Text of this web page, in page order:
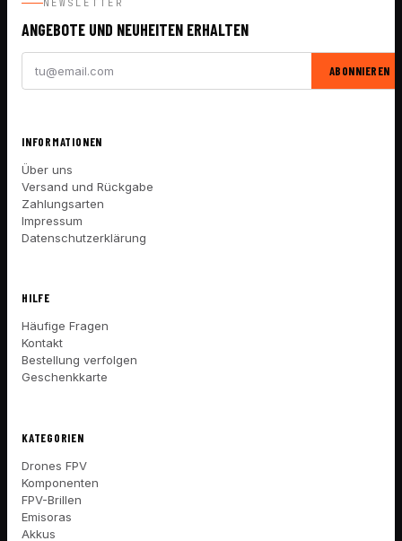
NEWSLETTER
ANGEBOTE UND NEUHEITEN ERHALTEN
ABONNIEREN
INFORMATIONEN
Über uns
Versand und Rückgabe
Zahlungsarten
Impressum
Datenschutzerklärung
HILFE
Häufige Fragen
Kontakt
Bestellung verfolgen
Geschenkkarte
KATEGORIEN
Drones FPV
Komponenten
FPV-Brillen
Emisoras
Akkus